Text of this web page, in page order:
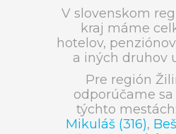
V slovenskom
kraj máme
hotelov,
a iných druhov
Pre región
odporúčame
týchto mestách:
Mikuláš (316),